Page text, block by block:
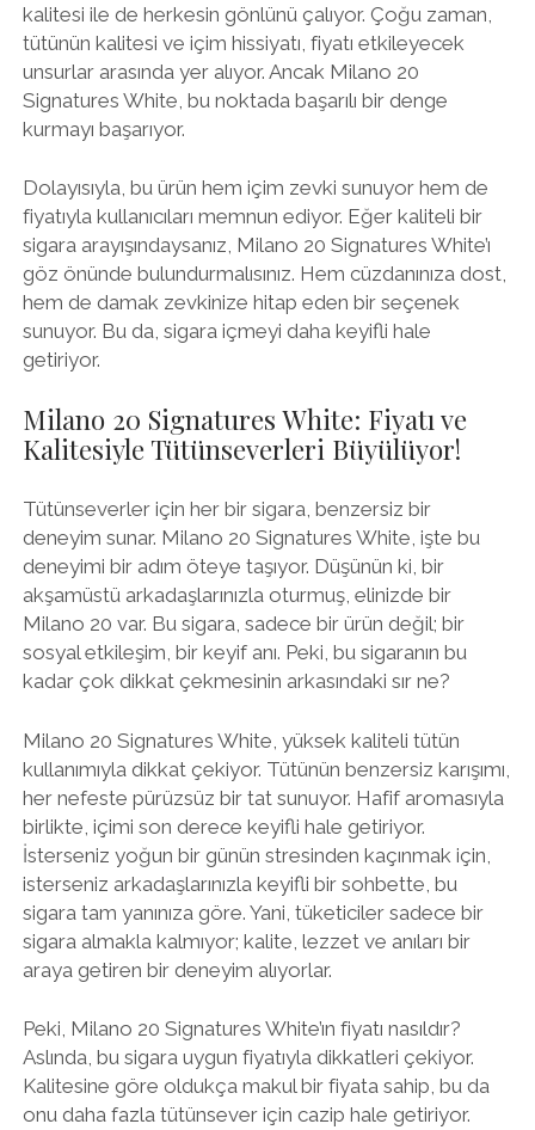
kalitesi ile de herkesin gönlünü çalıyor. Çoğu zaman,
tütünün kalitesi ve içim hissiyatı, fiyatı etkileyecek
unsurlar arasında yer alıyor. Ancak Milano 20
Signatures White, bu noktada başarılı bir denge
kurmayı başarıyor.
Dolayısıyla, bu ürün hem içim zevki sunuyor hem de
fiyatıyla kullanıcıları memnun ediyor. Eğer kaliteli bir
sigara arayışındaysanız, Milano 20 Signatures White’ı
göz önünde bulundurmalısınız. Hem cüzdanınıza dost,
hem de damak zevkinize hitap eden bir seçenek
sunuyor. Bu da, sigara içmeyi daha keyifli hale
getiriyor.
Milano 20 Signatures White: Fiyatı ve
Kalitesiyle Tütünseverleri Büyülüyor!
Tütünseverler için her bir sigara, benzersiz bir
deneyim sunar. Milano 20 Signatures White, işte bu
deneyimi bir adım öteye taşıyor. Düşünün ki, bir
akşamüstü arkadaşlarınızla oturmuş, elinizde bir
Milano 20 var. Bu sigara, sadece bir ürün değil; bir
sosyal etkileşim, bir keyif anı. Peki, bu sigaranın bu
kadar çok dikkat çekmesinin arkasındaki sır ne?
Milano 20 Signatures White, yüksek kaliteli tütün
kullanımıyla dikkat çekiyor. Tütünün benzersiz karışımı,
her nefeste pürüzsüz bir tat sunuyor. Hafif aromasıyla
birlikte, içimi son derece keyifli hale getiriyor.
İsterseniz yoğun bir günün stresinden kaçınmak için,
isterseniz arkadaşlarınızla keyifli bir sohbette, bu
sigara tam yanınıza göre. Yani, tüketiciler sadece bir
sigara almakla kalmıyor; kalite, lezzet ve anıları bir
araya getiren bir deneyim alıyorlar.
Peki, Milano 20 Signatures White’ın fiyatı nasıldır?
Aslında, bu sigara uygun fiyatıyla dikkatleri çekiyor.
Kalitesine göre oldukça makul bir fiyata sahip, bu da
onu daha fazla tütünsever için cazip hale getiriyor.